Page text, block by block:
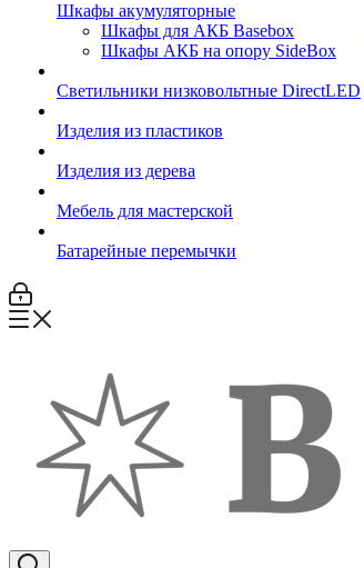
Шкафы акумуляторные
Шкафы для АКБ Basebox
Шкафы АКБ на опору SideBox
Светильники низковольтные DirectLED
Изделия из пластиков
Изделия из дерева
Мебель для мастерской
Батарейные перемычки